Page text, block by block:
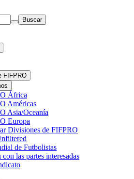
Buscar
FIFPRO
África
Américas
Asia/Oceanía
Europa
Divisiones de FIFPRO
de Futbolistas
las partes interesadas